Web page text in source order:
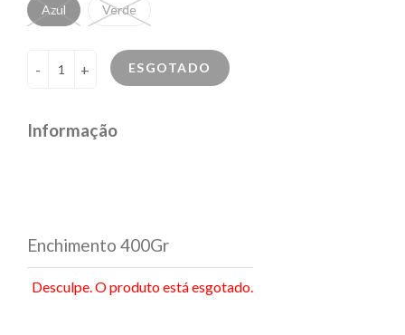
Azul Verde
- + ESGOTADO
Informação
Enchimento 400Gr
Desculpe. O produto está esgotado.